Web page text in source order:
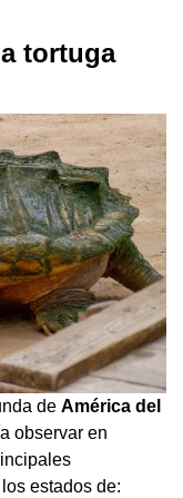
tortuga
de América del
observar en
estados de: